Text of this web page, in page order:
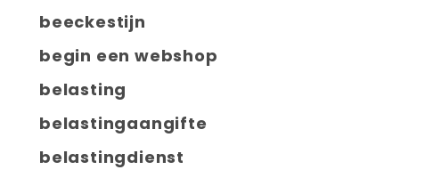
beeckestijn
begin een webshop
belasting
belastingaangifte
belastingdienst